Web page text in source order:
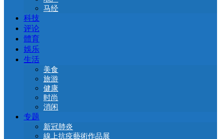
马经
科技
评论
體育
娛乐
生活
美食
旅游
健康
时尚
消闲
专题
新冠肺炎
線上抗疫藝術作品展